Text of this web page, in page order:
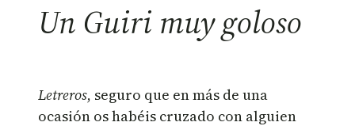
Un Guiri muy goloso
Letreros, seguro que en más de una
ocasión os habéis cruzado con alguien